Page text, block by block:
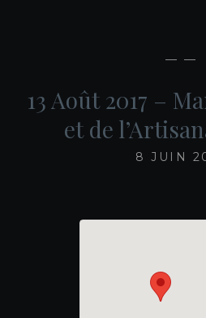
— —
13 Août 2017 –
et de
8 JUIN